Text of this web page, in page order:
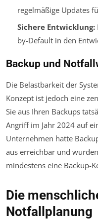
regelmäßige Updates
Sichere Entwicklung:
by-Default in den
Backup und
Die Belastbarkeit der
Konzept ist jedoch eine
Sie aus Ihren Backups
Angriff im Jahr 2024 auf
Unternehmen hatte
aus erreichbar und
mindestens eine Backup-
Die
Notfallplanung